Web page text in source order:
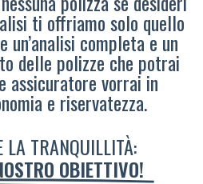
ti offriamo solo quello
completa e un
delle polizze che potrai
assicuratore vorrai in
e riservatezza.
LA TRANQUILLITÀ:
OBIETTIVO!